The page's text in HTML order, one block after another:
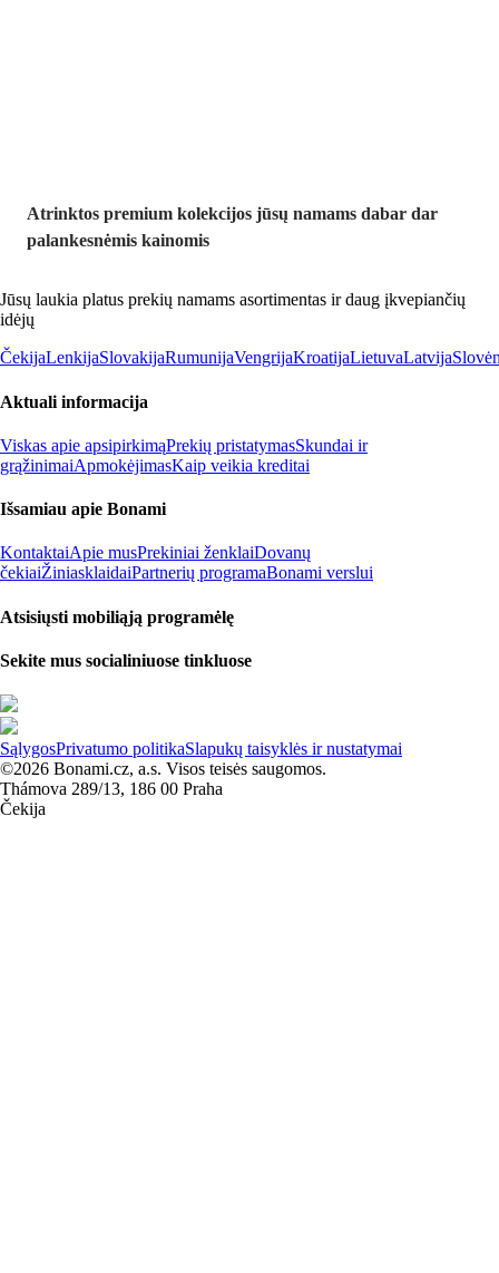
Atrinktos premium kolekcijos jūsų namams dabar dar
palankesnėmis kainomis
Jūsų laukia platus prekių namams asortimentas ir daug įkvepiančių
idėjų
ČekijaLenkijaSlovakijaRumunijaVengrijaKroatijaLietuvaLatvija
Aktuali informacija
Viskas apie apsipirkimąPrekių pristatymasSkundai ir
grąžinimaiApmokėjimasKaip veikia kreditai
Išsamiau apie Bonami
KontaktaiApie musPrekiniai ženklaiDovanų
čekiaiŽiniasklaidaiPartnerių programaBonami verslui
Atsisiųsti mobiliąją programėlę
Sekite mus socialiniuose tinkluose
SąlygosPrivatumo politikaSlapukų taisyklės ir nustatymai
©2026 Bonami.cz, a.s. Visos teisės saugomos.
Thámova 289/13, 186 00 Praha
Čekija